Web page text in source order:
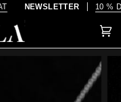
NEWSLETTER 10 % DE
(0)